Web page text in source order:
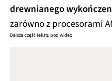
drewnianego
zarówno z procesorami
Dalsza część tekstu pod wideo